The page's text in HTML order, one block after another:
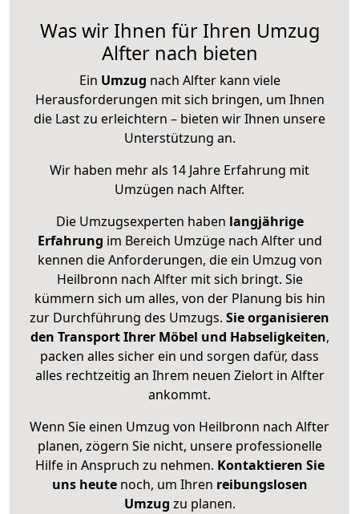
Was wir Ihnen für Ihren Umzug
Alfter nach bieten
Ein Umzug nach Alfter kann viele
Herausforderungen mit sich bringen, um Ihnen
die Last zu erleichtern – bieten wir Ihnen unsere
Unterstützung an.
Wir haben mehr als 14 Jahre Erfahrung mit
Umzügen nach Alfter.
Die Umzugsexperten haben langjährige
Erfahrung im Bereich Umzüge nach Alfter und
kennen die Anforderungen, die ein Umzug von
Heilbronn nach Alfter mit sich bringt. Sie
kümmern sich um alles, von der Planung bis hin
zur Durchführung des Umzugs. Sie organisieren
den Transport Ihrer Möbel und Habseligkeiten,
packen alles sicher ein und sorgen dafür, dass
alles rechtzeitig an Ihrem neuen Zielort in Alfter
ankommt.
Wenn Sie einen Umzug von Heilbronn nach Alfter
planen, zögern Sie nicht, unsere professionelle
Hilfe in Anspruch zu nehmen. Kontaktieren Sie
uns heutenoch, um Ihren reibungslosen
Umzug zu planen.